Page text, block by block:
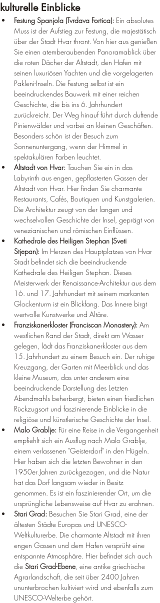
kulturelle Einblicke
Festung Spanjola (Tvrdava Fortica): Ein absolutes
Muss ist der Aufstieg zur Festung, die majestätisch
über der Stadt Hvar thront. Von hier aus genießen
Sie einen atemberaubenden Panoramablick über
die roten Dächer der Altstadt, den Hafen mit
seinen luxuriösen Yachten und die vorgelagerten
Pakleni-Inseln. Die Festung selbst ist ein
beeindruckendes Bauwerk mit einer reichen
Geschichte, die bis ins 6. Jahrhundert
zurückreicht. Der Weg hinauf führt durch duftende
Pinienwälder und vorbei an kleinen Geschäften.
Besonders schön ist der Besuch zum
Sonnenuntergang, wenn der Himmel in
spektakulären Farben leuchtet.
Altstadt von Hvar: Tauchen Sie ein in das
Labyrinth aus engen, gepflasterten Gassen der
Altstadt von Hvar. Hier finden Sie charmante
Restaurants, Cafés, Boutiquen und Kunstgalerien.
Die Architektur zeugt von der langen und
wechselvollen Geschichte der Insel, geprägt von
venezianischen und römischen Einflüssen.
Kathedrale des Heiligen Stephan (Sveti
Stjepan): Im Herzen des Hauptplatzes von Hvar
Stadt befindet sich die beeindruckende
Kathedrale des Heiligen Stephan. Dieses
Meisterwerk der Renaissance-Architektur aus dem
16. und 17. Jahrhundert mit seinem markanten
Glockenturm ist ein Blickfang. Das Innere birgt
wertvolle Kunstwerke und Altäre.
Franziskanerkloster (Franciscan Monastery): Am
westlichen Rand der Stadt, direkt am Wasser
gelegen, lädt das Franziskanerkloster aus dem
15. Jahrhundert zu einem Besuch ein. Der ruhige
Kreuzgang, der Garten mit Meerblick und das
kleine Museum, das unter anderem eine
beeindruckende Darstellung des Letzten
Abendmahls beherbergt, bieten einen friedlichen
Rückzugsort und faszinierende Einblicke in die
religiöse und künstlerische Geschichte der Insel.
Malo Grablje: Für eine Reise in die Vergangenheit
empfiehlt sich ein Ausflug nach Malo Grablje,
einem verlassenen "Geisterdorf" in den Hügeln.
Hier haben sich die letzten Bewohner in den
1950er Jahren zurückgezogen, und die Natur
hat das Dorf langsam wieder in Besitz
genommen. Es ist ein faszinierender Ort, um die
ursprüngliche Lebensweise auf Hvar zu erahnen.
Stari Grad: Besuchen Sie Stari Grad, eine der
ältesten Städte Europas und UNESCO-
Weltkulturerbe. Die charmante Altstadt mit ihren
engen Gassen und dem Hafen versprüht eine
entspannte Atmosphäre. Hier befindet sich auch
die Stari Grad-Ebene, eine antike griechische
Agrarlandschaft, die seit über 2400 Jahren
ununterbrochen kultiviert wird und ebenfalls zum
UNESCO-Welterbe gehört.